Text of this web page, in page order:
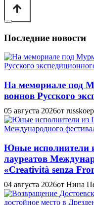
Последние новости
На мемориале под
воинов Русского
05 августа 2026от
Юные исполнители
лауреатов
«Creatività senza
04 августа 2026от Нина